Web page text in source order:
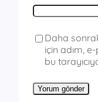
Daha
için adım,
bu